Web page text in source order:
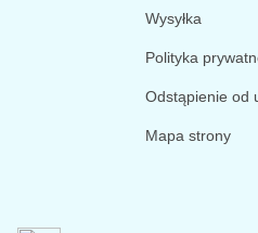
Wysyłka
Polityka
Odstąpienie od
Mapa strony